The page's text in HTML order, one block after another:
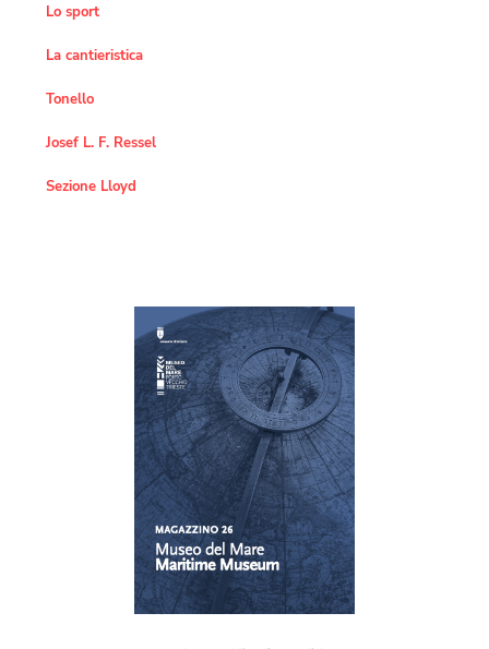
Lo sport
La cantieristica
Tonello
Josef L. F. Ressel
Sezione Lloyd